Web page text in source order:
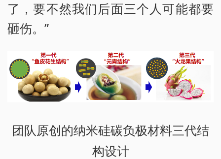
了，要不然我们后面三个人可能都要
砸伤。”
团队原创的纳米硅碳负极材料三代结
构设计